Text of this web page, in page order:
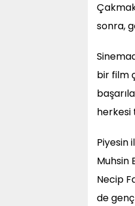
sonra,
bir film
herkesi
Piyesin
Muhsin
Necip
de